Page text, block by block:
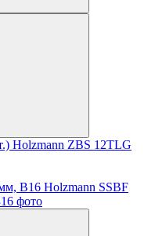
Holzmann ZBS 12TLG